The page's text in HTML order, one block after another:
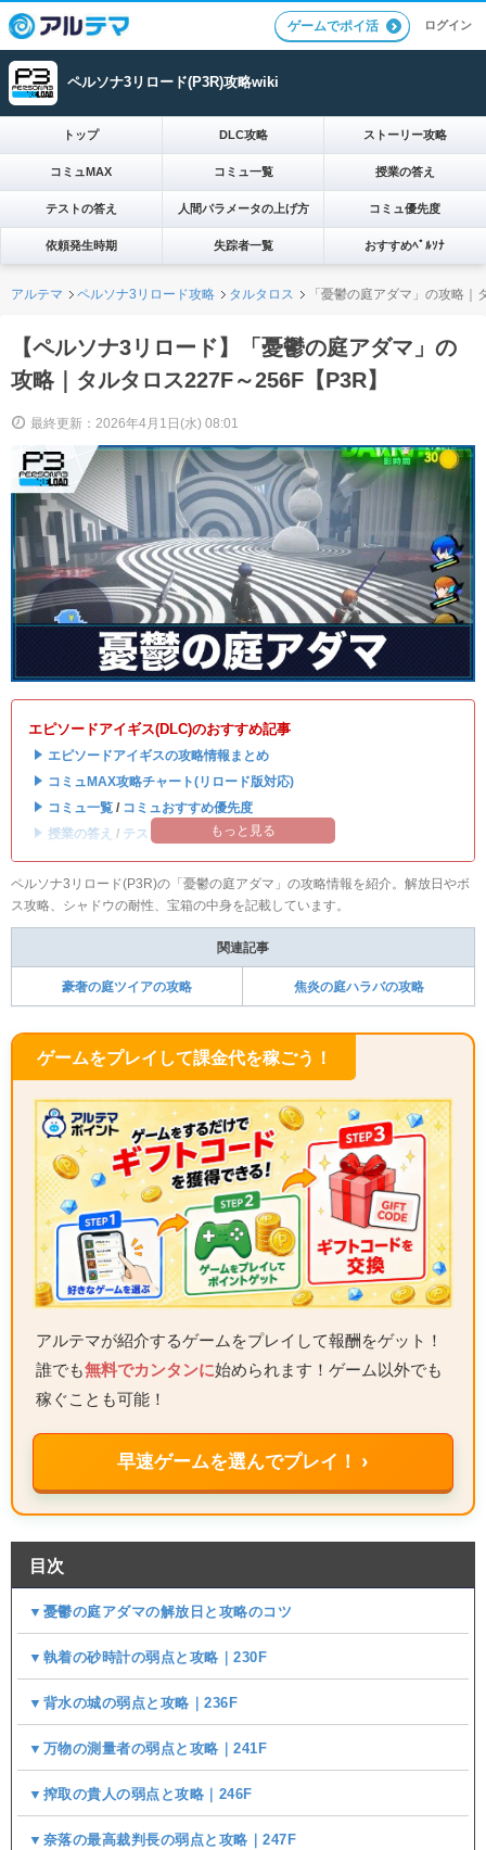
ゲームでポイ活 ログイン
ペルソナ3リロード(P3R)攻略wiki
トップ DLC攻略 ストーリー攻略
コミュMAX コミュ一覧 授業の答え
テストの答え 人間パラメータの上げ方 コミュ優先度
依頼発生時期 失踪者一覧 おすすめﾍﾟﾙｿﾅ
アルテマ ペルソナ3リロード攻略 タルタロス 「憂鬱の庭アダマ」の攻略
【ペルソナ3リロード】「憂鬱の庭アダマ」の
攻略｜タルタロス227F～256F【P3R】
最終更新：2026年4月1日(水) 08:01
エピソードアイギス(DLC)のおすすめ記事
・ エピソードアイギスの攻略情報まとめ
・ コミュMAX攻略チャート(リロード版対応)
・ コミュ一覧 / コミュおすすめ優先度
・ 授業の答え / テストの答え もっと見る
ペルソナ3リロード(P3R)の「憂鬱の庭アダマ」の攻略情報を紹介。解放日やボ
ス攻略、シャドウの耐性、宝箱の中身を記載しています。
関連記事
豪奢の庭ツイアの攻略 焦炎の庭ハラバの攻略
ゲームをプレイして課金代を稼ごう！
アルテマが紹介するゲームをプレイして報酬をゲット！
誰でも無料でカンタンに始められます！ゲーム以外でも
稼ぐことも可能！
早速ゲームを選んでプレイ！ ›
目次
▼憂鬱の庭アダマの解放日と攻略のコツ
▼執着の砂時計の弱点と攻略｜230F
▼背水の城の弱点と攻略｜236F
▼万物の測量者の弱点と攻略｜241F
▼搾取の貴人の弱点と攻略｜246F
▼奈落の最高裁判長の弱点と攻略｜247F